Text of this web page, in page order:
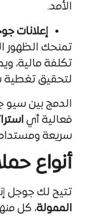
الأمد.
إعلانات
تمنحك الظهور
لتحقيق تغطية
الدمج بين سيو
فعالية أي
سريعة
أنواع
تتيح لك جوجل
الممولة، كل